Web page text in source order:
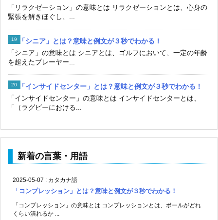
「リラクゼーション」の意味とは リラクゼーションとは、心身の
緊張を解きほぐし、...
「シニア」とは？意味と例文が３秒でわかる！
「シニア」の意味とは シニアとは、ゴルフにおいて、一定の年齢
を超えたプレーヤー...
「インサイドセンター」とは？意味と例文が３秒でわかる！
「インサイドセンター」の意味とは インサイドセンターとは、
「（ラグビーにおける...
新着の言葉・用語
2025-05-07 : カタカナ語
「コンプレッション」とは？意味と例文が３秒でわかる！
「コンプレッション」の意味とは コンプレッションとは、ボールがどれ
くらい潰れるか ...